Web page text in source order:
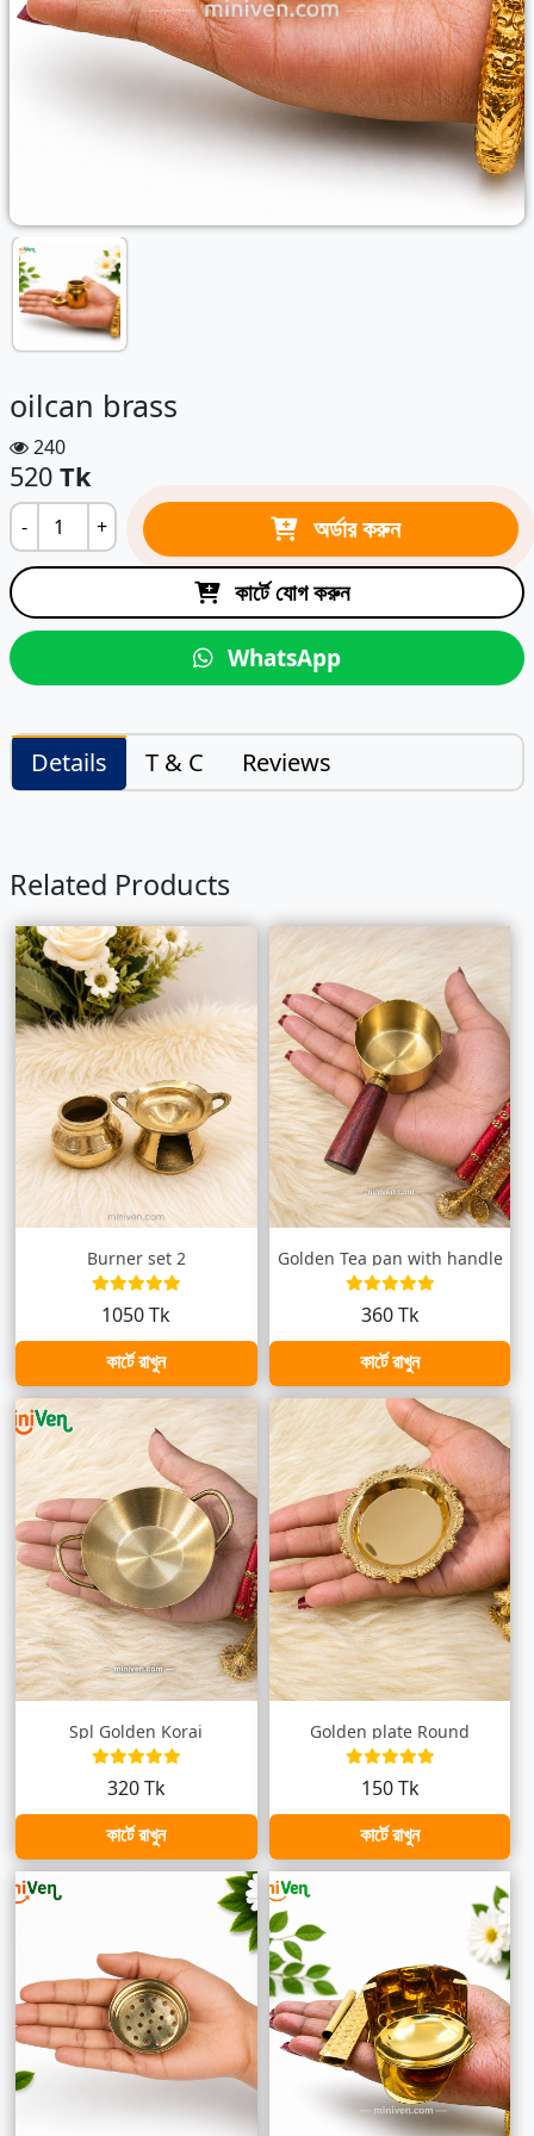
oilcan brass
240
520 Tk
- + অর্ডার করুন
কার্টে যোগ করুন
WhatsApp
Details T & C Reviews
Related Products
Burner set 2
1050 Tk
কার্টে রাখুন
Golden Tea pan with handle
360 Tk
কার্টে রাখুন
Spl Golden Korai
320 Tk
কার্টে রাখুন
Golden plate Round
150 Tk
কার্টে রাখুন